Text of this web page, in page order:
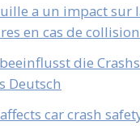
a un impact sur
en cas de
die
Deutsch
car crash